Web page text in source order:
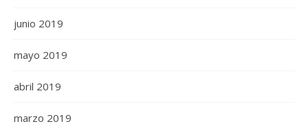
junio 2019
mayo 2019
abril 2019
marzo 2019